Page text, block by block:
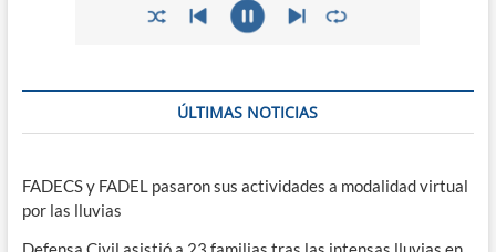
ÚLTIMAS NOTICIAS
FADECS y FADEL pasaron sus actividades a modalidad virtual
por las lluvias